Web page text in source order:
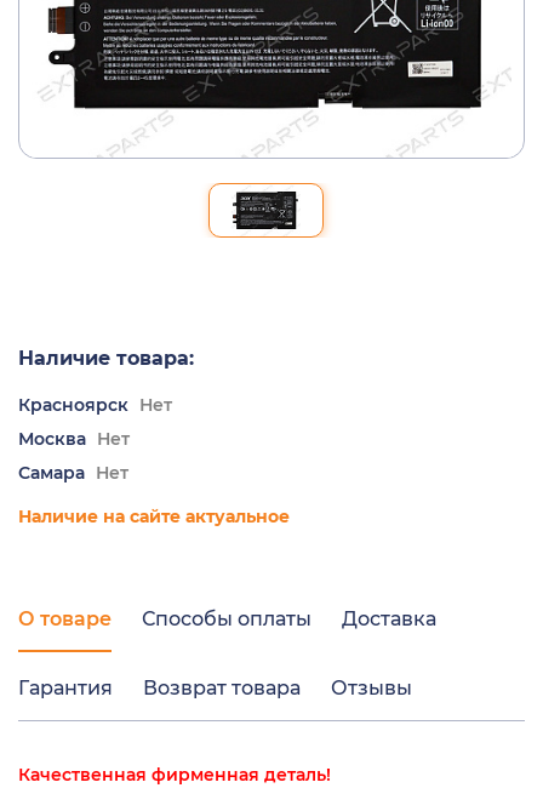
Наличие товара:
Красноярск Нет
Москва Нет
Самара Нет
Наличие на сайте актуальное
О товаре Способы оплаты Доставка
Гарантия Возврат товара Отзывы
Качественная фирменная деталь!